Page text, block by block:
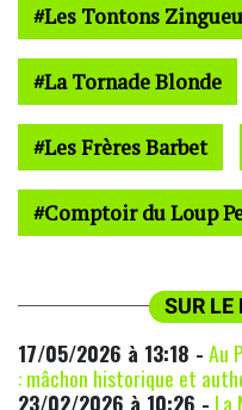
Les Tontons
La Tornade Blonde
Les Frères Barbet
Comptoir du Loup
SUR LE
17/05/2026 à 13:18 -Au
: mâchon historique et
23/02/2026 à 10:26 - La